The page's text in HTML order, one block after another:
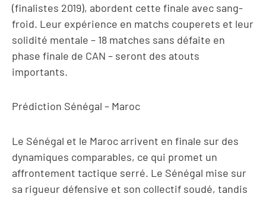
(finalistes 2019), abordent cette finale avec sang-
froid. Leur expérience en matchs couperets et leur
solidité mentale – 18 matches sans défaite en
phase finale de CAN – seront des atouts
importants.
Prédiction Sénégal – Maroc
Le Sénégal et le Maroc arrivent en finale sur des
dynamiques comparables, ce qui promet un
affrontement tactique serré. Le Sénégal mise sur
sa rigueur défensive et son collectif soudé, tandis